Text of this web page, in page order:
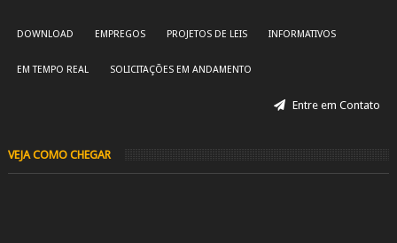
DOWNLOAD EMPREGOS PROJETOS DE LEIS INFORMATIVOS
EM TEMPO REAL SOLICITAÇÕES EM ANDAMENTO
Entre em Contato
VEJA COMO CHEGAR